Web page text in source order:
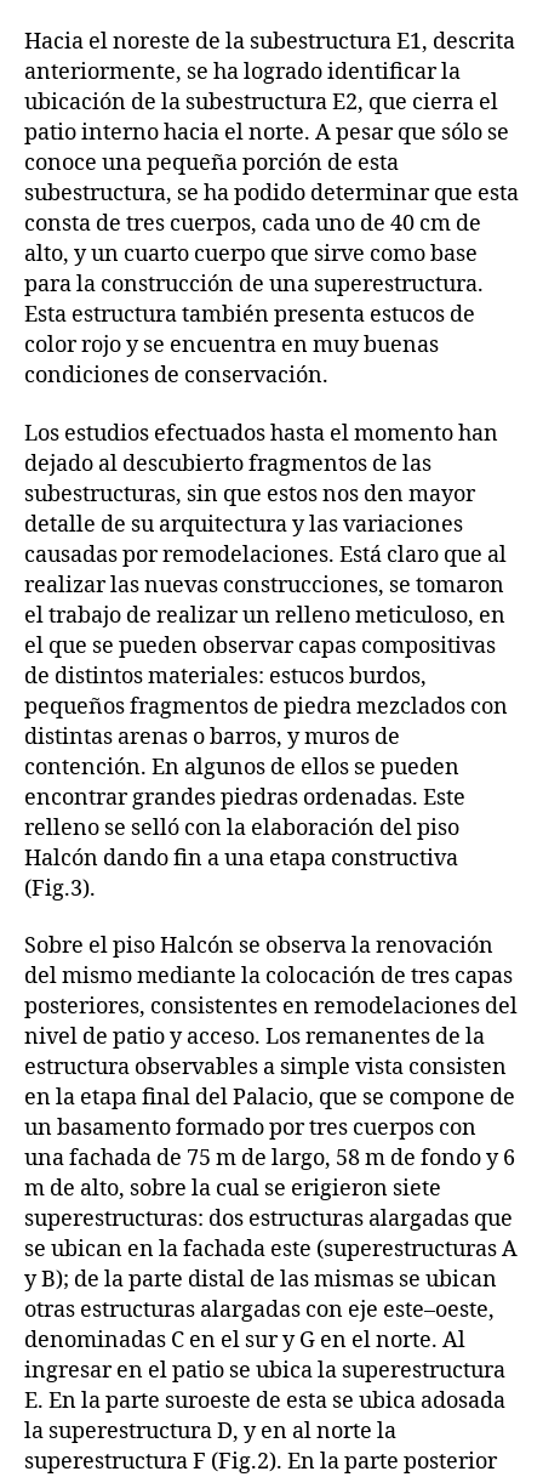
Hacia el noreste de la subestructura E1, descrita
anteriormente, se ha logrado identificar la
ubicación de la subestructura E2, que cierra el
patio interno hacia el norte. A pesar que sólo se
conoce una pequeña porción de esta
subestructura, se ha podido determinar que esta
consta de tres cuerpos, cada uno de 40 cm de
alto, y un cuarto cuerpo que sirve como base
para la construcción de una superestructura.
Esta estructura también presenta estucos de
color rojo y se encuentra en muy buenas
condiciones de conservación.
Los estudios efectuados hasta el momento han
dejado al descubierto fragmentos de las
subestructuras, sin que estos nos den mayor
detalle de su arquitectura y las variaciones
causadas por remodelaciones. Está claro que al
realizar las nuevas construcciones, se tomaron
el trabajo de realizar un relleno meticuloso, en
el que se pueden observar capas compositivas
de distintos materiales: estucos burdos,
pequeños fragmentos de piedra mezclados con
distintas arenas o barros, y muros de
contención. En algunos de ellos se pueden
encontrar grandes piedras ordenadas. Este
relleno se selló con la elaboración del piso
Halcón dando fin a una etapa constructiva
(Fig.3).
Sobre el piso Halcón se observa la renovación
del mismo mediante la colocación de tres capas
posteriores, consistentes en remodelaciones del
nivel de patio y acceso. Los remanentes de la
estructura observables a simple vista consisten
en la etapa final del Palacio, que se compone de
un basamento formado por tres cuerpos con
una fachada de 75 m de largo, 58 m de fondo y 6
m de alto, sobre la cual se erigieron siete
superestructuras: dos estructuras alargadas que
se ubican en la fachada este (superestructuras A
y B); de la parte distal de las mismas se ubican
otras estructuras alargadas con eje este–oeste,
denominadas C en el sur y G en el norte. Al
ingresar en el patio se ubica la superestructura
E. En la parte suroeste de esta se ubica adosada
la superestructura D, y en al norte la
superestructura F (Fig.2). En la parte posterior